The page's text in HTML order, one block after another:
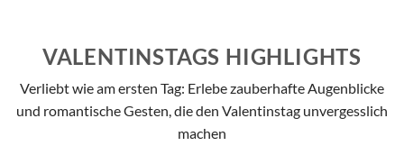
VALENTINSTAGS HIGHLIGHTS
Verliebt wie am ersten Tag: Erlebe zauberhafte Augenblicke
und romantische Gesten, die den Valentinstag unvergesslich
machen